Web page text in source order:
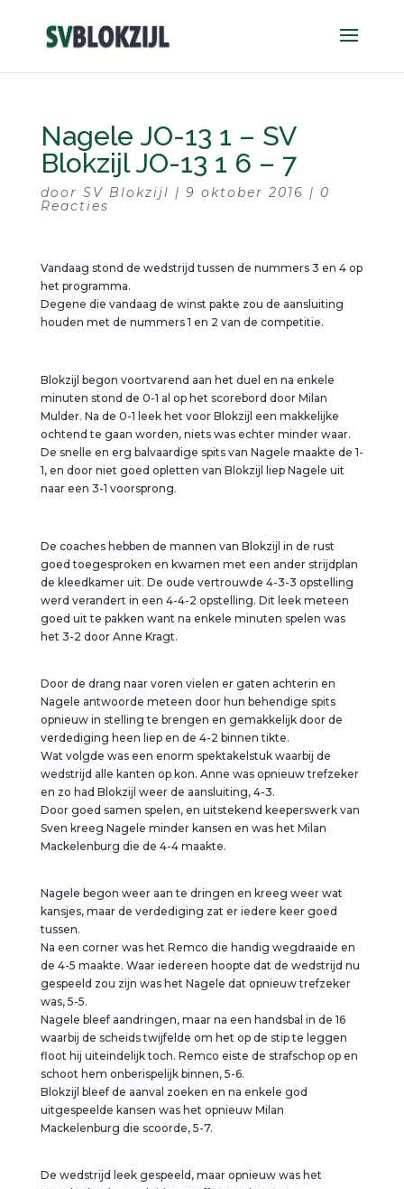
Nagele JO-13 1 – SV
Blokzijl JO-13 1 6 – 7
door SV Blokzijl | 9 oktober 2016 | 0
Reacties
Vandaag stond de wedstrijd tussen de nummers 3 en 4 op
het programma.
Degene die vandaag de winst pakte zou de aansluiting
houden met de nummers 1 en 2 van de competitie.
Blokzijl begon voortvarend aan het duel en na enkele
minuten stond de 0-1 al op het scorebord door Milan
Mulder. Na de 0-1 leek het voor Blokzijl een makkelijke
ochtend te gaan worden, niets was echter minder waar.
De snelle en erg balvaardige spits van Nagele maakte de 1-
1, en door niet goed opletten van Blokzijl liep Nagele uit
naar een 3-1 voorsprong.
De coaches hebben de mannen van Blokzijl in de rust
goed toegesproken en kwamen met een ander strijdplan
de kleedkamer uit. De oude vertrouwde 4-3-3 opstelling
werd verandert in een 4-4-2 opstelling. Dit leek meteen
goed uit te pakken want na enkele minuten spelen was
het 3-2 door Anne Kragt.
Door de drang naar voren vielen er gaten achterin en
Nagele antwoorde meteen door hun behendige spits
opnieuw in stelling te brengen en gemakkelijk door de
verdediging heen liep en de 4-2 binnen tikte.
Wat volgde was een enorm spektakelstuk waarbij de
wedstrijd alle kanten op kon. Anne was opnieuw trefzeker
en zo had Blokzijl weer de aansluiting, 4-3.
Door goed samen spelen, en uitstekend keeperswerk van
Sven kreeg Nagele minder kansen en was het Milan
Mackelenburg die de 4-4 maakte.
Nagele begon weer aan te dringen en kreeg weer wat
kansjes, maar de verdediging zat er iedere keer goed
tussen.
Na een corner was het Remco die handig wegdraaide en
de 4-5 maakte. Waar iedereen hoopte dat de wedstrijd nu
gespeeld zou zijn was het Nagele dat opnieuw trefzeker
was, 5-5.
Nagele bleef aandringen, maar na een handsbal in de 16
waarbij de scheids twijfelde om het op de stip te leggen
floot hij uiteindelijk toch. Remco eiste de strafschop op en
schoot hem onberispelijk binnen, 5-6.
Blokzijl bleef de aanval zoeken en na enkele god
uitgespeelde kansen was het opnieuw Milan
Mackelenburg die scoorde, 5-7.
De wedstrijd leek gespeeld, maar opnieuw was het